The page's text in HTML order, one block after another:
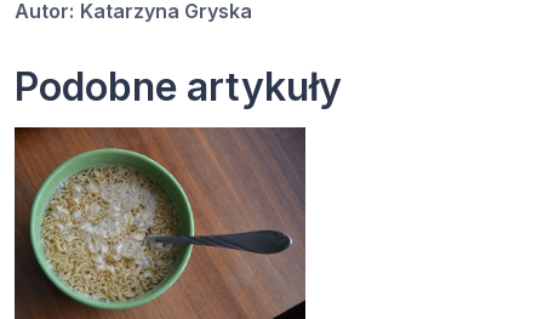
Autor: Katarzyna Gryska
Podobne artykuły